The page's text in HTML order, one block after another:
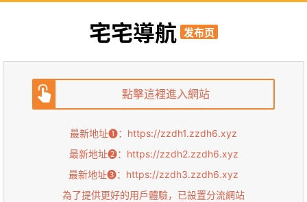
宅宅導航 发布页
點擊這裡進入網站
最新地址➊： https://zzdh1.zzdh6.xyz
最新地址➋： https://zzdh2.zzdh6.xyz
最新地址➌： https://zzdh3.zzdh6.xyz
為了提供更好的用戶體驗，已設置分流網站